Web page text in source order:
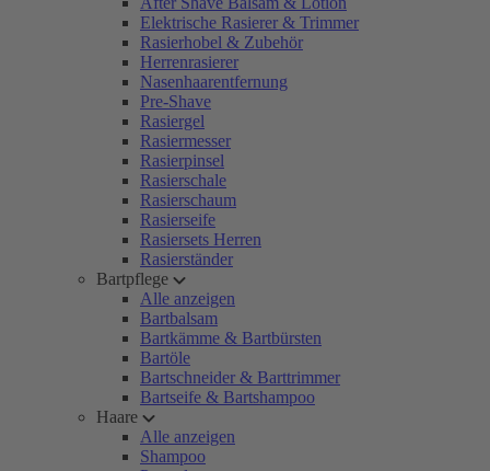
Elektrische Rasierer & Trimmer
Rasierhobel & Zubehör
Herrenrasierer
Nasenhaarentfernung
Pre-Shave
Rasiergel
Rasiermesser
Rasierpinsel
Rasierschale
Rasierschaum
Rasierseife
Rasiersets Herren
Rasierständer
Bartpflege
Alle anzeigen
Bartbalsam
Bartkämme & Bartbürsten
Bartöle
Bartschneider & Barttrimmer
Bartseife & Bartshampoo
Haare
Alle anzeigen
Shampoo